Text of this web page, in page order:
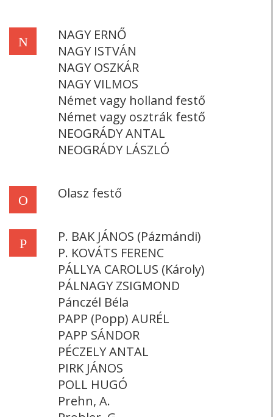
N
NAGY ERNŐ
NAGY ISTVÁN
NAGY OSZKÁR
NAGY VILMOS
Német vagy holland festő
Német vagy osztrák festő
NEOGRÁDY ANTAL
NEOGRÁDY LÁSZLÓ
O Olasz festő
P
P. BAK JÁNOS (Pázmándi)
P. KOVÁTS FERENC
PÁLLYA CAROLUS (Károly)
PÁLNAGY ZSIGMOND
Pánczél Béla
PAPP (Popp) AURÉL
PAPP SÁNDOR
PÉCZELY ANTAL
PIRK JÁNOS
POLL HUGÓ
Prehn, A.